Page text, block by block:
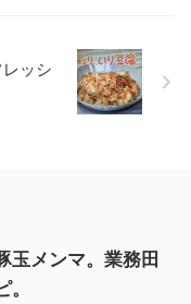
ッシ
玉メンマ。業務田